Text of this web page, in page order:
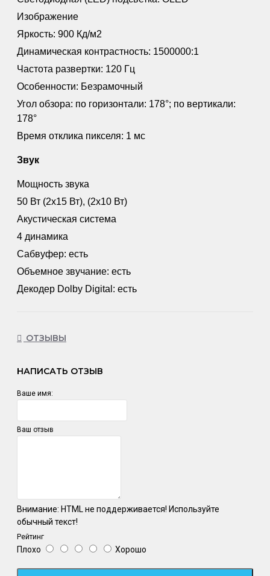
Изображение
Яркость: 900 Кд/м2
Динамическая контрастность: 1500000:1
Частота развертки: 120 Гц
Особенности: Безрамочный
Угол обзора: по горизонтали: 178°; по вертикали:
178°
Время отклика пикселя: 1 мс
Звук
Мощность звука
50 Вт (2x15 Вт), (2x10 Вт)
Акустическая система
4 динамика
Сабвуфер: есть
Объемное звучание: есть
Декодер Dolby Digital: есть
ОТЗЫВЫ
НАПИСАТЬ ОТЗЫВ
Ваше имя:
Ваш отзыв
Внимание: HTML не поддерживается! Используйте
обычный текст!
Рейтинг
Плохо Хорошо